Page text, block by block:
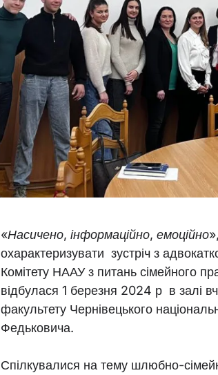
«Насичено, інформаційно, емоційно
охарактеризувати зустріч з
Комітету НААУ з питань сімейного
відбулася 1 березня 2024 р в залі
факультету Чернівецького
Федьковича.
Спілкувалися на тему шлюбно-